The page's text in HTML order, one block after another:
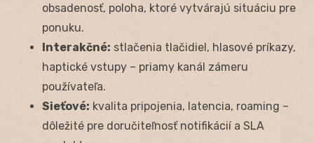
obsadenosť, poloha, ktoré vytvárajú situáciu pre
ponuku.
Interakčné: stlačenia tlačidiel, hlasové príkazy,
haptické vstupy – priamy kanál zámeru
používateľa.
Sieťové: kvalita pripojenia, latencia, roaming –
dôležité pre doručiteľnosť notifikácií a SLA